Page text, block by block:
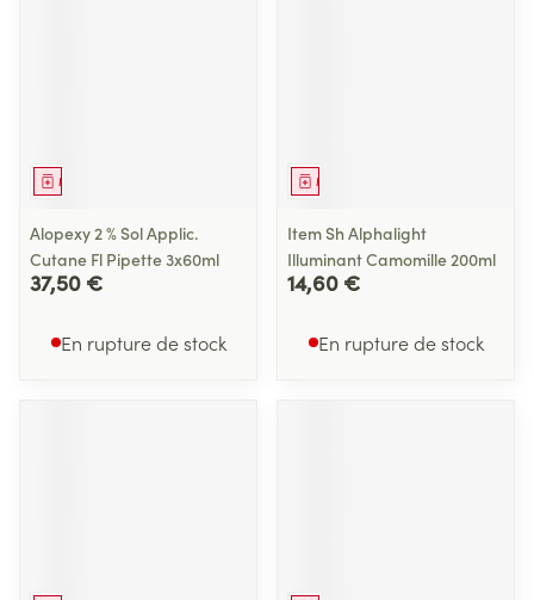
Médicament
Alopexy 2 % Sol Applic.
Cutane Fl Pipette 3x60ml
37,50 €
En rupture de stock
Médicament
Item Sh Alphalight
Illuminant Camomille 200ml
14,60 €
En rupture de stock